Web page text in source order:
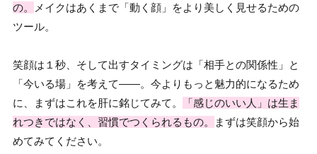
の。
メイクはあくまで「動く顔」をより美しく見せるための
ツール。
笑顔は１秒、そして出すタイミングは「相手との関係性」と
「今いる場」を考えて——。今よりもっと魅力的になるため
に、まずはこれを肝に銘じてみて。
「感じのいい人」は生ま
れつきではなく、習慣でつくられるもの。
まずは笑顔から始
めてみてください。